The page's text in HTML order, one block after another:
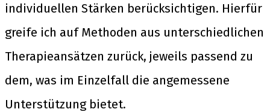
individuellen Stärken berücksichtigen. Hierfür
greife ich auf Methoden aus unterschiedlichen
Therapieansätzen zurück, jeweils passend zu
dem, was im Einzelfall die angemessene
Unterstützung bietet.